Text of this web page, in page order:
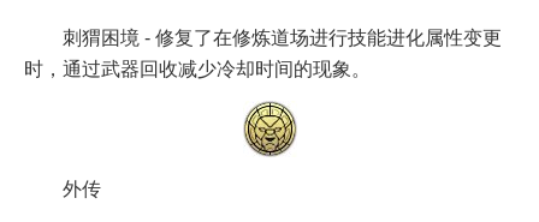
刺猬困境 - 修复了在修炼道场进行技能进化属性变更
时，通过武器回收减少冷却时间的现象。
外传